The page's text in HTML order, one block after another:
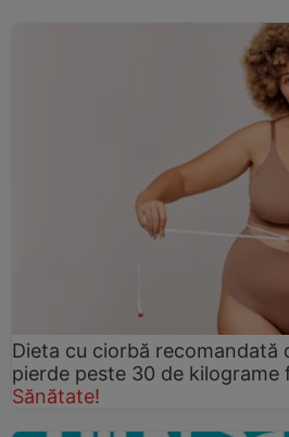
Dieta cu ciorbă recomandată
pierde peste 30 de
Sănătate!